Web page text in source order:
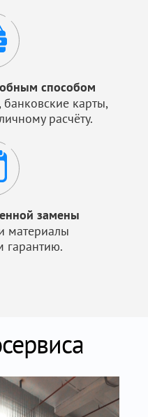
способом
карты,
расчёту.
замены
материалы
гарантию.